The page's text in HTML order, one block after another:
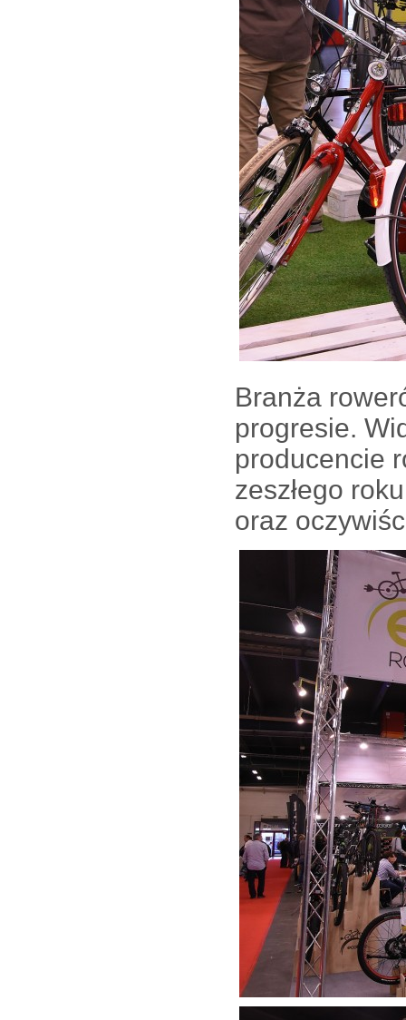
Branża
progresie.
producencie
zeszłego
oraz